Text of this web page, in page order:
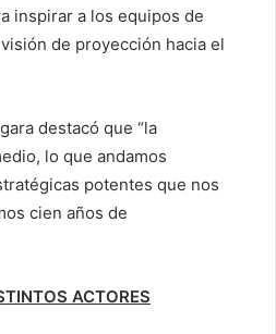
inspirar a los equipos de
de proyección hacia el
destacó que “la
lo que andamos
potentes que nos
cien años de
ACTORES